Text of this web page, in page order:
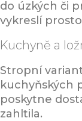
do úzkých či
vykreslí
Kuchyně a
Stropní
kuchyňských
poskytne
zahltila.